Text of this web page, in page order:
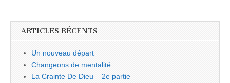
ARTICLES RÉCENTS
Un nouveau départ
Changeons de mentalité
La Crainte De Dieu – 2e partie